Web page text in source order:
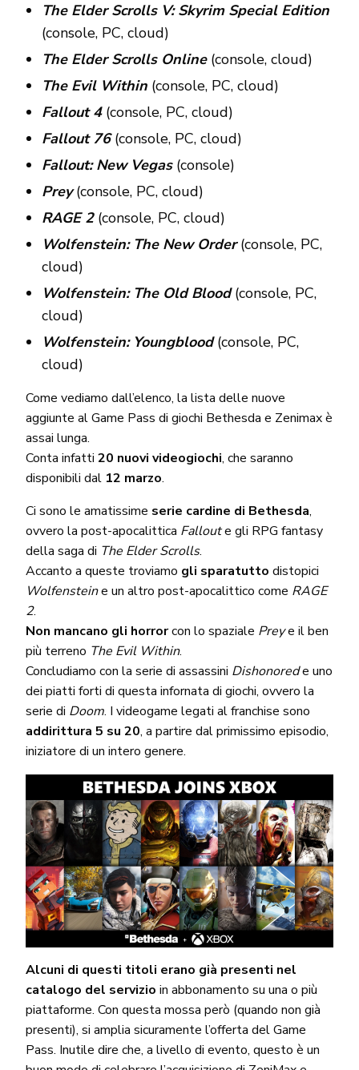
The Elder Scrolls V: Skyrim Special Edition
(console, PC, cloud)
The Elder Scrolls Online (console, cloud)
The Evil Within (console, PC, cloud)
Fallout 4 (console, PC, cloud)
Fallout 76(console, PC, cloud)
Fallout: New Vegas (console)
Prey(console, PC, cloud)
RAGE 2 (console, PC, cloud)
Wolfenstein: The New Order(console, PC,
cloud)
Wolfenstein: The Old Blood(console, PC,
cloud)
Wolfenstein: Youngblood(console, PC,
cloud)
Come vediamo dall’elenco, la lista delle nuove
aggiunte al Game Pass di giochi Bethesda e Zenimax è
assai lunga.
Conta infatti 20 nuovi videogiochi, che saranno
disponibili dal 12 marzo.
Ci sono le amatissime serie cardine di Bethesda,
ovvero la post-apocalittica Falloute gli RPG fantasy
della saga di The Elder Scrolls.
Accanto a queste troviamo gli sparatutto distopici
Wolfensteine un altro post-apocalittico come RAGE
2.
Non mancano gli horrorcon lo spaziale Preye il ben
più terreno The Evil Within.
Concludiamo con la serie di assassini Dishonorede uno
dei piatti forti di questa infornata di giochi, ovvero la
serie di Doom. I videogame legati al franchise sono
addirittura 5 su 20, a partire dal primissimo episodio,
iniziatore di un intero genere.
Alcuni di questi titoli erano già presenti nel
catalogo del servizio in abbonamento su una o più
piattaforme. Con questa mossa però (quando non già
presenti), si amplia sicuramente l’offerta del Game
Pass. Inutile dire che, a livello di evento, questo è un